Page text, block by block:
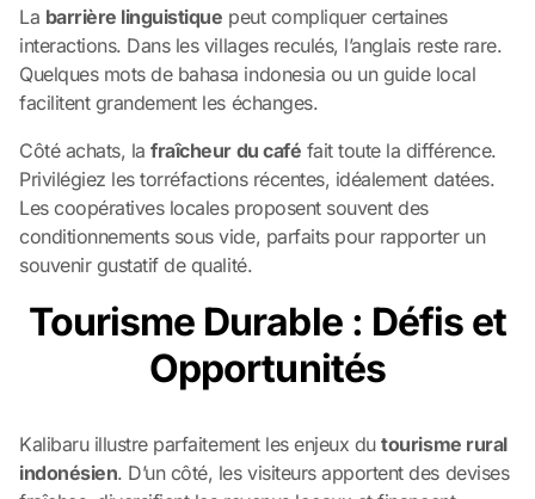
La barrière linguistique peut compliquer certaines
interactions. Dans les villages reculés, l’anglais reste rare.
Quelques mots de bahasa indonesia ou un guide local
facilitent grandement les échanges.
Côté achats, lafraîcheur du café fait toute la différence.
Privilégiez les torréfactions récentes, idéalement datées.
Les coopératives locales proposent souvent des
conditionnements sous vide, parfaits pour rapporter un
souvenir gustatif de qualité.
Tourisme Durable : Défis et
Opportunités
Kalibaru illustre parfaitement les enjeux dutourisme rural
indonésien. D’un côté, les visiteurs apportent des devises